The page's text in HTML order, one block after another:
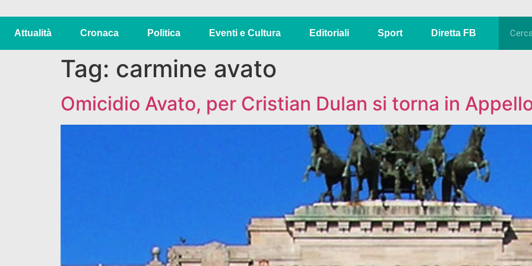
Attualità Cronaca Politica Eventi e Cultura Editoriali Sport Diretta FB
Tag: carmine avato
Omicidio Avato, per Cristian Dulan si torna in